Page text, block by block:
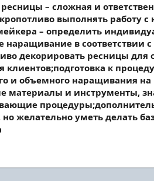
– сложная и
выполнять работу
– определить
наращивание в
декорировать ресницы
клиентов;подготовка к
и объемного наращивания
материалы и инструменты,
но желательно уметь делать